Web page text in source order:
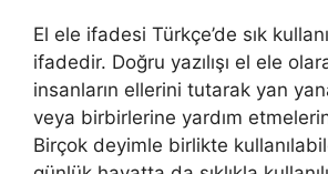
El ele ifadesi Türkçe’de sık
ifadedir. Doğru yazılışı el ele
insanların ellerini tutarak yan
veya birbirlerine yardım
Birçok deyimle birlikte